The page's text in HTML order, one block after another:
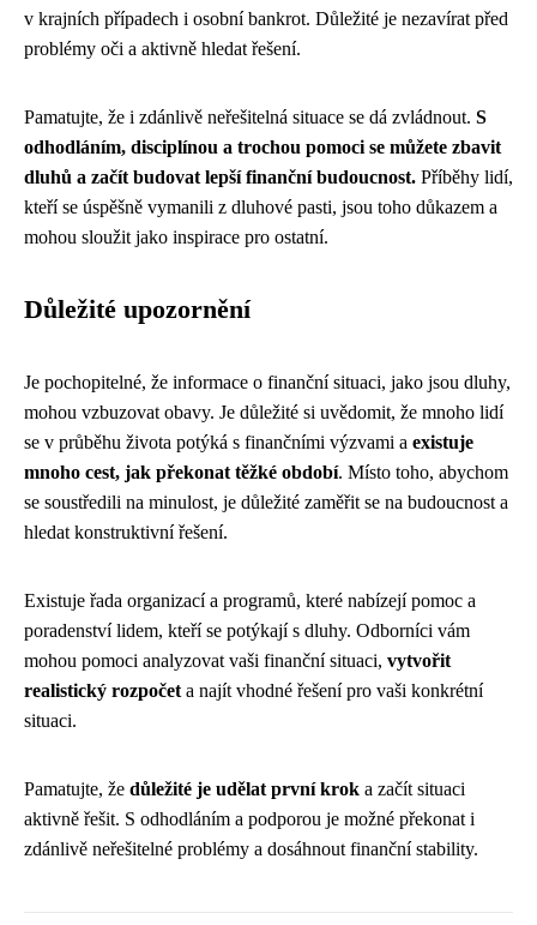
v krajních případech i osobní bankrot. Důležité je nezavírat před
problémy oči a aktivně hledat řešení.
Pamatujte, že i zdánlivě neřešitelná situace se dá zvládnout. S
odhodláním, disciplínou a trochou pomoci se můžete zbavit
dluhů a začít budovat lepší finanční budoucnost. Příběhy lidí,
kteří se úspěšně vymanili z dluhové pasti, jsou toho důkazem a
mohou sloužit jako inspirace pro ostatní.
Důležité upozornění
Je pochopitelné, že informace o finanční situaci, jako jsou dluhy,
mohou vzbuzovat obavy. Je důležité si uvědomit, že mnoho lidí
se v průběhu života potýká s finančními výzvami a existuje
mnoho cest, jak překonat těžké období. Místo toho, abychom
se soustředili na minulost, je důležité zaměřit se na budoucnost a
hledat konstruktivní řešení.
Existuje řada organizací a programů, které nabízejí pomoc a
poradenství lidem, kteří se potýkají s dluhy. Odborníci vám
mohou pomoci analyzovat vaši finanční situaci, vytvořit
realistický rozpočet a najít vhodné řešení pro vaši konkrétní
situaci.
Pamatujte, že důležité je udělat první krok a začít situaci
aktivně řešit. S odhodláním a podporou je možné překonat i
zdánlivě neřešitelné problémy a dosáhnout finanční stability.